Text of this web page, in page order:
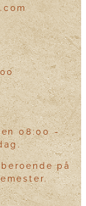
08:00 -
på